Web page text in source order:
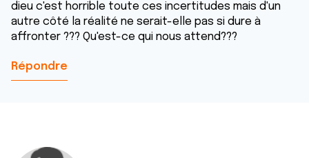
dieu c'est horrible toute ces incertitudes mais d'un
autre côté la réalité ne serait-elle pas si dure à
affronter ??? Qu'est-ce qui nous attend???
Répondre